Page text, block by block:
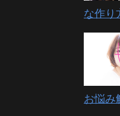
な作り
お悩み